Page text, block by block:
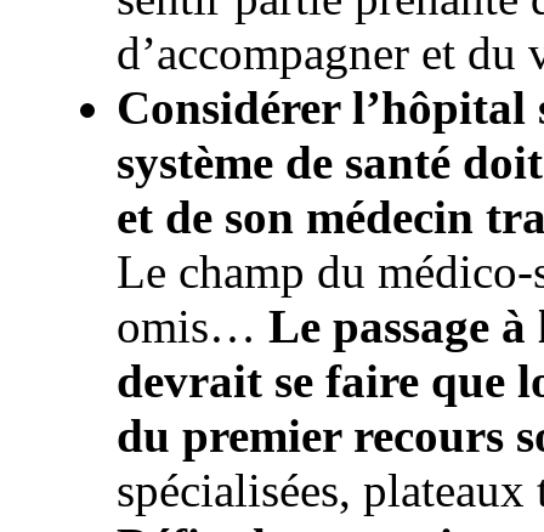
d’accompagner et du
Considérer l’hôpital
système de santé
et de son médecin
Le champ du
omis… Le passage
devrait se faire que
du premier recours
spécialisées,